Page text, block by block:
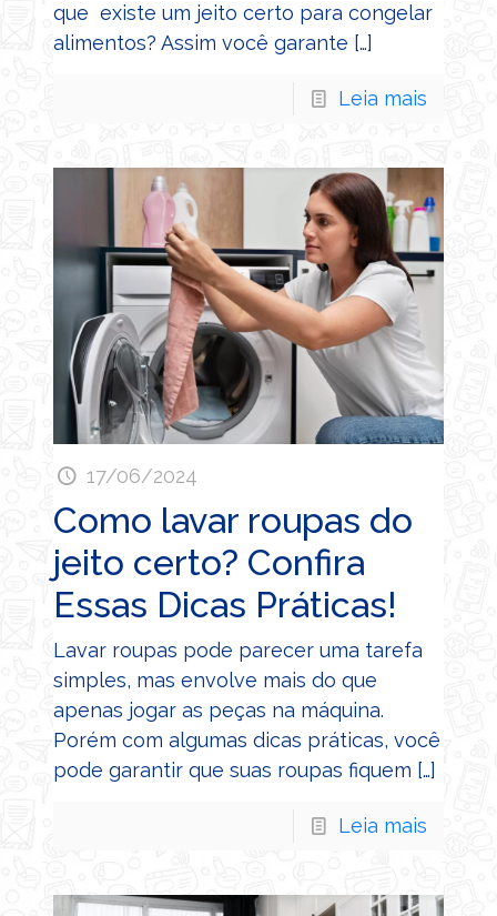
que existe um jeito certo para congelar
alimentos? Assim você garante […]
Leia mais
17/06/2024
Como lavar roupas do
jeito certo? Confira
Essas Dicas Práticas!
Lavar roupas pode parecer uma tarefa
simples, mas envolve mais do que
apenas jogar as peças na máquina.
Porém com algumas dicas práticas, você
pode garantir que suas roupas fiquem […]
Leia mais